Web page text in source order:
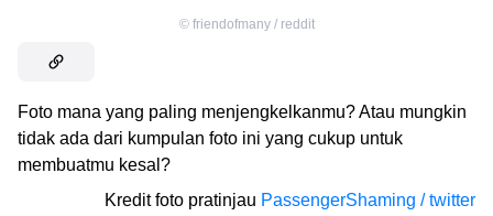
© friendofmany / reddit
Foto mana yang paling menjengkelkanmu? Atau mungkin
tidak ada dari kumpulan foto ini yang cukup untuk
membuatmu kesal?
Kredit foto pratinjau PassengerShaming / twitter